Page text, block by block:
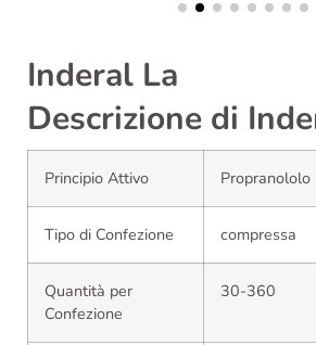
Inderal La
Descrizione di
Principio Attivo Propranololo
Tipo di Confezione compressa
Quantità per
Confezione
30-360